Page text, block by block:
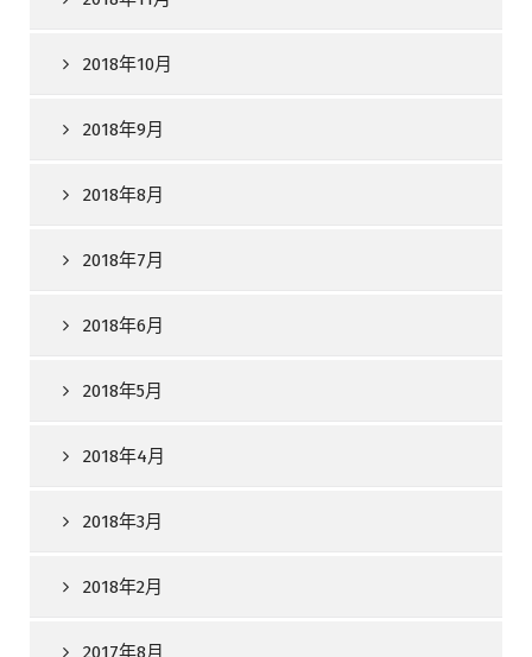
2018年10月
2018年9月
2018年8月
2018年7月
2018年6月
2018年5月
2018年4月
2018年3月
2018年2月
2017年8月